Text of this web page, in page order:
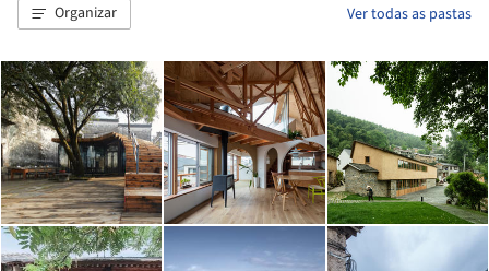
Organizar Ver todas as pastas